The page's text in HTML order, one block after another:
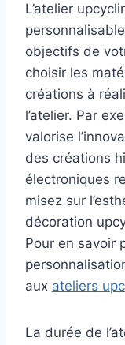
L’atelier
objectifs de
choisir les
créations à
l’atelier. Par
valorise
des créations
électroniques
misez sur
décoration
Pour en savoir
aux ateliers
La durée de